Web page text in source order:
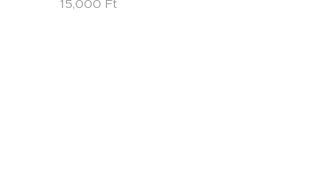
15,000 Ft